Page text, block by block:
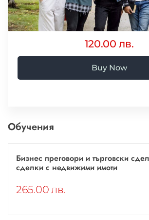
120.00 лв.
Buy Now
Обучения
Бизнес преговори и търговски
сделки с недвижими имоти
265.00 лв.